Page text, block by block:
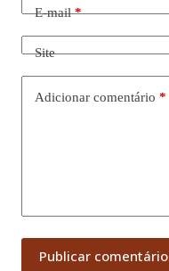
E-mail*
Site
Adicionar comentário *
Publicar comentário